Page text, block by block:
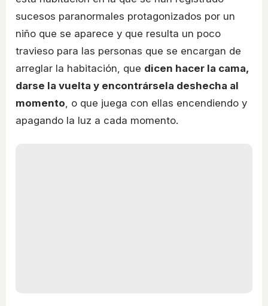
sucesos paranormales protagonizados por un
niño que se aparece y que resulta un poco
travieso para las personas que se encargan de
arreglar la habitación, que dicen hacer la cama,
darse la vuelta y encontrársela deshecha al
momento , o que juega con ellas encendiendo y
apagando la luz a cada momento.